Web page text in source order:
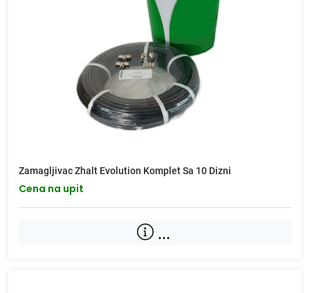
Zamagljivac Zhalt Evolution Komplet Sa 10 Dizni
Cena na upit
...